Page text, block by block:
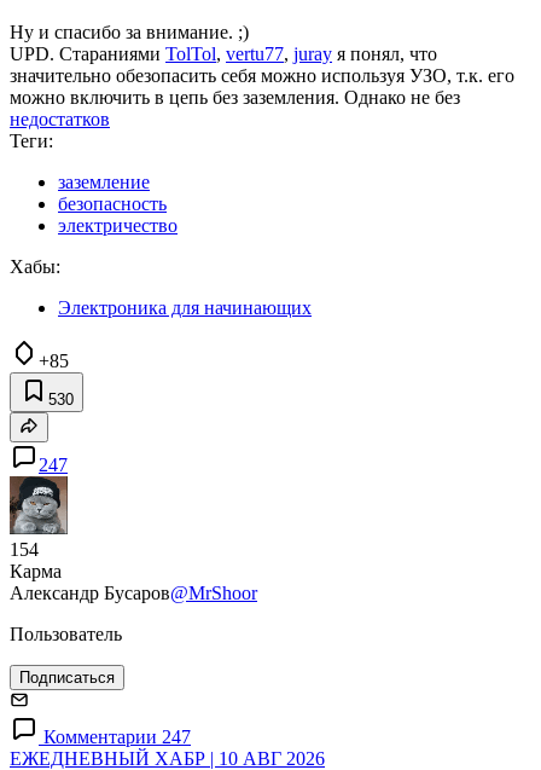
Ну и спасибо за внимание. ;)
UPD. Стараниями TolTol, vertu77, juray я понял, что
значительно обезопасить себя можно используя УЗО, т.к. его
можно включить в цепь без заземления. Однако не без
недостатков
Теги:
заземление
безопасность
электричество
Хабы:
Электроника для начинающих
+85
530
247
154
Карма
Александр Бусаров@MrShoor
Пользователь
Подписаться
Комментарии 247
ЕЖЕДНЕВНЫЙ ХАБР | 10 АВГ 2026